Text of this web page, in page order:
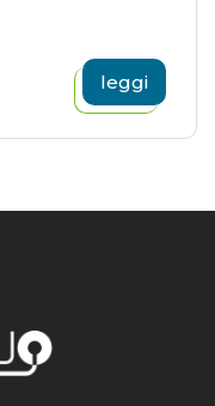
leggi